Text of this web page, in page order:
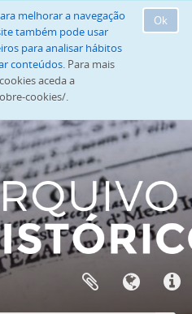
Ok
melhorar a navegação
também pode usar
para analisar hábitos
conteúdos. Para mais
aceda a
cookies/.